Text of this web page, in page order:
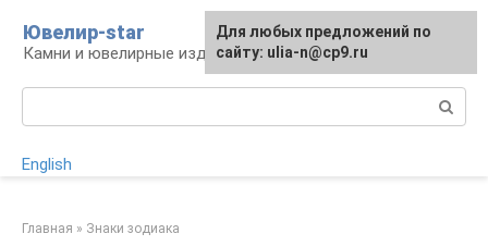
контенту
Ювелир-star
Камни и ювелирные изделия
English
Главная » Знаки зодиака
Для любых предложений по
сайту: ulia-n@cp9.ru